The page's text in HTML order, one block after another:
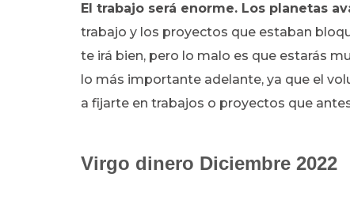
El trabajo será enorme. Los planetas
trabajo y los proyectos que estaban
te irá bien, pero lo malo es que estarás
lo más importante adelante, ya que el
a fijarte en trabajos o proyectos que
Virgo dinero Diciembre 2022